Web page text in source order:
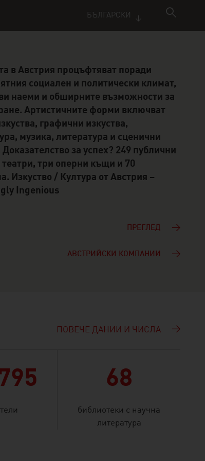
БЪЛГАРСКИ
в Австрия процъфтяват поради
социален и политически климат,
наеми и обширните възможности за
Артистичните форми включват
графични изкуства,
музика, литература и сценични
Доказателство за успех? 249 публични
театри, три оперни къщи и 70
Изкуство / Култура от Австрия –
Ingenious
ПРЕГЛЕД
АВСТРИЙСКИ КОМПАНИИ
ПОВЕЧЕ ДАНИИ И ЧИСЛА
68
библиотеки с научна
литература